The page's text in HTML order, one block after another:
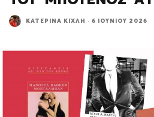
ΚΑΤΕΡΊΝΑ ΚΊΧΛΗ · 6 ΙΟΥΝΊΟΥ 2026